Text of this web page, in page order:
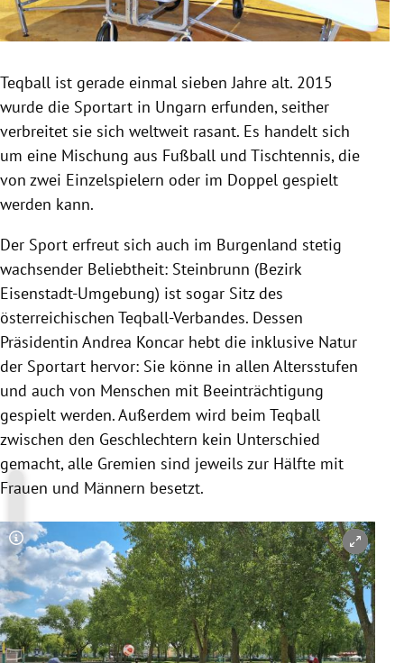
Untermenü
Untermenü
Teqball ist gerade einmal sieben Jahre alt. 2015
wurde die Sportart in Ungarn erfunden, seither
verbreitet sie sich weltweit rasant. Es handelt sich
um eine Mischung aus Fußball und Tischtennis, die
von zwei Einzelspielern oder im Doppel gespielt
werden kann.
Der Sport erfreut sich auch im Burgenland stetig
wachsender Beliebtheit: Steinbrunn (Bezirk
Eisenstadt-Umgebung) ist sogar Sitz des
österreichischen Teqball-Verbandes. Dessen
Präsidentin Andrea Koncar hebt die inklusive Natur
der Sportart hervor: Sie könne in allen Altersstufen
und auch von Menschen mit Beeinträchtigung
gespielt werden. Außerdem wird beim Teqball
zwischen den Geschlechtern kein Unterschied
gemacht, alle Gremien sind jeweils zur Hälfte mit
Frauen und Männern besetzt.
Copyright-Hinweis öffnen/schließen